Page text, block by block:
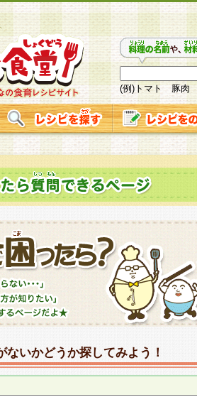
(例)トマト 豚肉
ないかどうか探してみよう！